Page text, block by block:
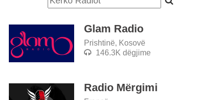
Glam Radio
Prishtinë, Kosovë
146.3K dëgjime
Radio Mërgimi